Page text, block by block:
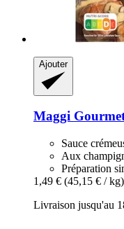
Ajouter
Maggi
Sauce
Aux
Préparation
1,49 € (45,15 € / kg)
Livraison jusqu'au